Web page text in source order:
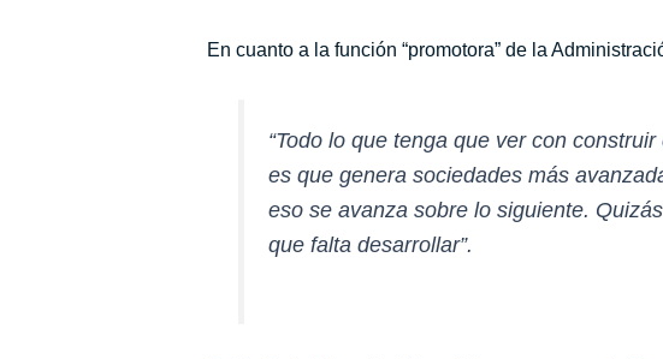
En cuanto a la función “promotora” de la
“Todo lo que tenga que ver con
es que genera sociedades más
eso se avanza sobre lo siguiente.
que falta desarrollar”.